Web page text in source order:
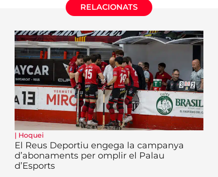
RELACIONATS
| Hoquei
El Reus Deportiu engega la campanya
d’abonaments per omplir el Palau
d’Esports